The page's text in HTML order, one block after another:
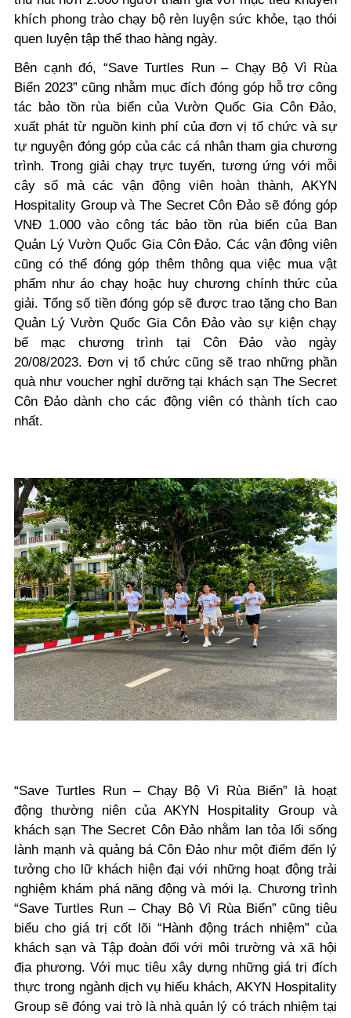
khích phong trào chạy bộ rèn luyện sức khỏe, tạo thói
quen luyện tập thể thao hàng ngày.
Bên cạnh đó, “Save Turtles Run – Chạy Bộ Vì Rùa
Biển 2023” cũng nhằm mục đích đóng góp hỗ trợ công
tác bảo tồn rùa biển của Vườn Quốc Gia Côn Đảo,
xuất phát từ nguồn kinh phí của đơn vị tổ chức và sự
tự nguyện đóng góp của các cá nhân tham gia chương
trình. Trong giải chạy trực tuyến, tương ứng với mỗi
cây số mà các vận động viên hoàn thành, AKYN
Hospitality Group và The Secret Côn Đảo sẽ đóng góp
VNĐ 1.000 vào công tác bảo tồn rùa biển của Ban
Quản Lý Vườn Quốc Gia Côn Đảo. Các vận động viên
cũng có thể đóng góp thêm thông qua việc mua vật
phẩm như áo chạy hoặc huy chương chính thức của
giải. Tổng số tiền đóng góp sẽ được trao tặng cho Ban
Quản Lý Vườn Quốc Gia Côn Đảo vào sự kiện chạy
bế mạc chương trình tại Côn Đảo vào ngày
20/08/2023. Đơn vị tổ chức cũng sẽ trao những phần
quà như voucher nghỉ dưỡng tại khách sạn The Secret
Côn Đảo dành cho các động viên có thành tích cao
nhất.
“Save Turtles Run – Chạy Bộ Vì Rùa Biển” là hoạt
động thường niên của AKYN Hospitality Group và
khách sạn The Secret Côn Đảo nhằm lan tỏa lối sống
lành mạnh và quảng bá Côn Đảo như một điểm đến lý
tưởng cho lữ khách hiện đại với những hoạt động trải
nghiệm khám phá năng động và mới lạ. Chương trình
“Save Turtles Run – Chạy Bộ Vì Rùa Biển” cũng tiêu
biểu cho giá trị cốt lõi “Hành động trách nhiệm” của
khách sạn và Tập đoàn đối với môi trường và xã hội
địa phương. Với mục tiêu xây dựng những giá trị đích
thực trong ngành dịch vụ hiếu khách, AKYN Hospitality
Group sẽ đóng vai trò là nhà quản lý có trách nhiệm tại